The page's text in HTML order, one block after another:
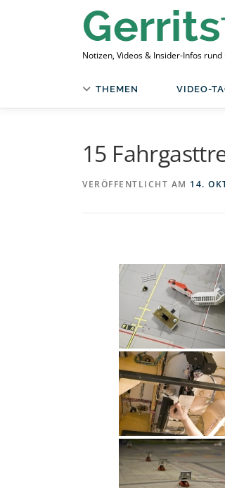
Notizen, Videos & Insider-Infos
THEMEN VIDEO-
15
VERÖFFENTLICHT AM 14.